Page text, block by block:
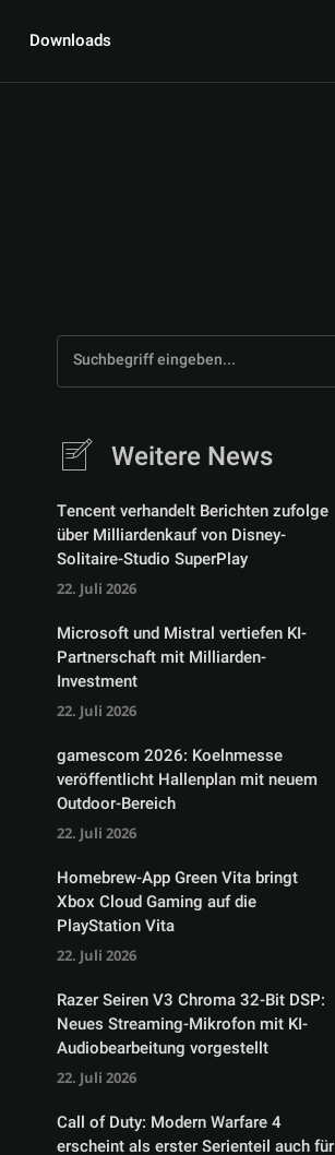
Downloads
Suchbegriff eingeben...
Weitere News
Tencent verhandelt Berichten zufolge
über Milliardenkauf von Disney-
Solitaire-Studio SuperPlay
22. Juli 2026
Microsoft und Mistral vertiefen KI-
Partnerschaft mit Milliarden-
Investment
22. Juli 2026
gamescom 2026: Koelnmesse
veröffentlicht Hallenplan mit neuem
Outdoor-Bereich
22. Juli 2026
Homebrew-App Green Vita bringt
Xbox Cloud Gaming auf die
PlayStation Vita
22. Juli 2026
Razer Seiren V3 Chroma 32-Bit DSP:
Neues Streaming-Mikrofon mit KI-
Audiobearbeitung vorgestellt
22. Juli 2026
Call of Duty: Modern Warfare 4
erscheint als erster Serienteil auch für